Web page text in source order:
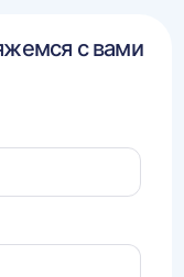
с вами